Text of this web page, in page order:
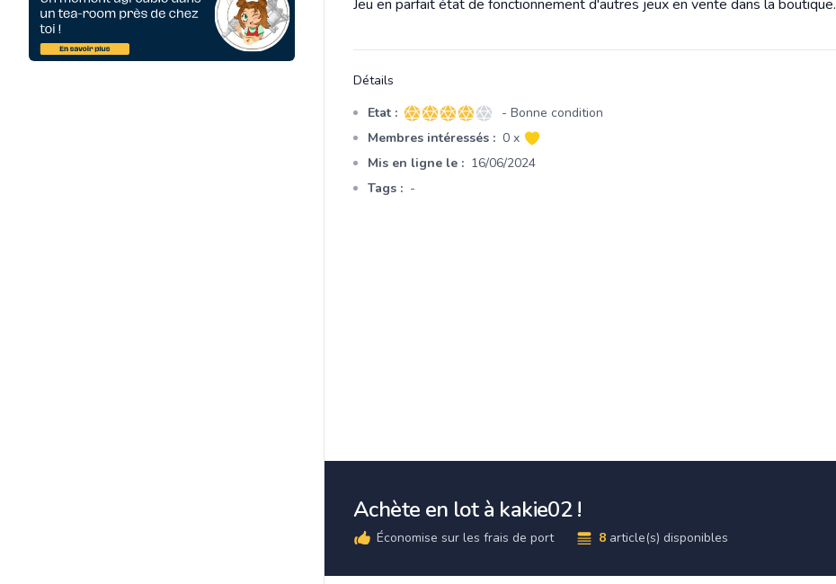
Description
Jeu en parfait état de fonctionnement d'autres jeux en vente dans la boutique.
Détails
Etat : 4 sur 5 étoiles
- Bonne condition
Membres intéressés : 0 x
Mis en ligne le : 16/06/2024
Tags : -
Achète en lot à kakie02 !
Économise sur les frais de port 8 article(s) disponibles